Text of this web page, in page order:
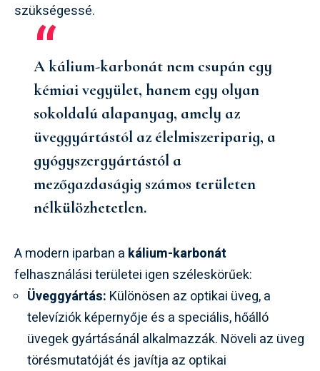
szükségessé.
Akálium-karbonátnem csupán egy
kémiai vegyület, hanem egy olyan
sokoldalú alapanyag, amely az
üveggyártástól az élelmiszeriparig, a
gyógyszergyártástól a
mezőgazdaságig számos területen
nélkülözhetetlen.
A modern iparban a kálium-karbonát
felhasználási területei igen széleskörűek:
Üveggyártás: Különösen az optikai üveg, a
televíziók képernyője és a speciális, hőálló
üvegek gyártásánál alkalmazzák. Növeli az üveg
törésmutatóját és javítja az optikai